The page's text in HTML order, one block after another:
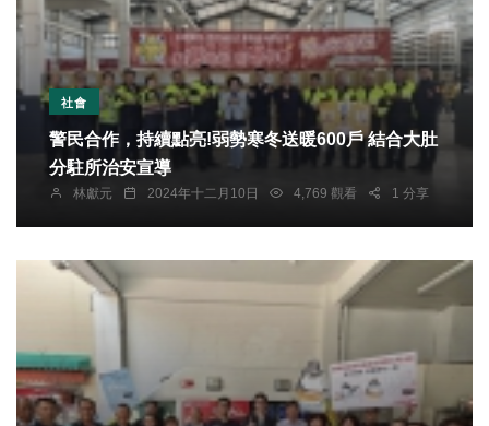
社會
警民合作，持續點亮!弱勢寒冬送暖600戶 結合大肚
分駐所治安宣導
林獻元 2024年十二月10日 4,769 觀看 1 分享